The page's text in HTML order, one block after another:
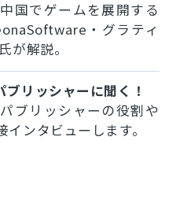
国でゲームを展開する
・グラティ
が解説。
リッシャーに聞く！
ブリッシャーの役割や
ンタビューします。